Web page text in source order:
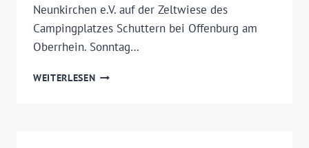
Neunkirchen e.V. auf der Zeltwiese des
Campingplatzes Schuttern bei Offenburg am
Oberrhein. Sonntag…
WEITERLESENSCHUTTERN